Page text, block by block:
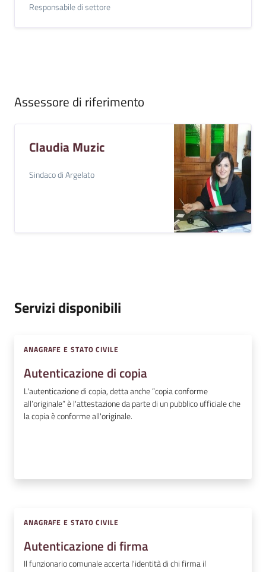
Responsabile di settore
Assessore di riferimento
Claudia Muzic
Sindaco di Argelato
Servizi disponibili
ANAGRAFE E STATO CIVILE
Autenticazione di copia
L'autenticazione di copia, detta anche “copia conforme
all’originale” è l'attestazione da parte di un pubblico ufficiale che
la copia è conforme all'originale.
ANAGRAFE E STATO CIVILE
Autenticazione di firma
Il funzionario comunale accerta l'identità di chi firma il